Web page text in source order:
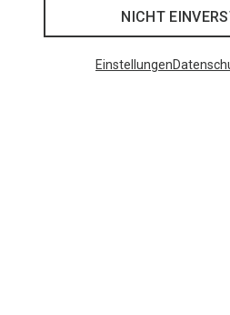
NICHT
Einstellungen